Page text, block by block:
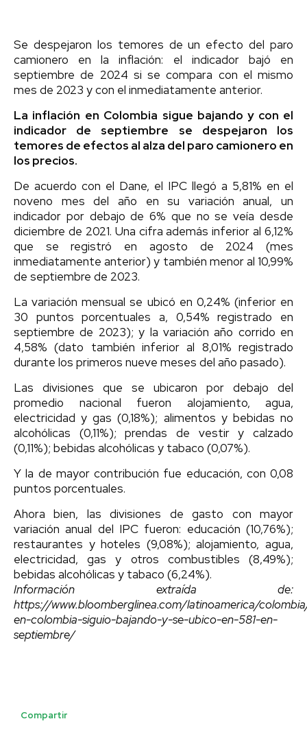
Se despejaron los temores de un efecto del paro
camionero en la inflación: el indicador bajó en
septiembre de 2024 si se compara con el mismo
mes de 2023 y con el inmediatamente anterior.
La inflación en Colombia sigue bajando y con el
indicador de septiembre se despejaron los
temores de efectos al alza del paro camionero en
los precios.
De acuerdo con el Dane, el IPC llegó a 5,81% en el
noveno mes del año en su variación anual, un
indicador por debajo de 6% que no se veía desde
diciembre de 2021. Una cifra además inferior al 6,12%
que se registró en agosto de 2024 (mes
inmediatamente anterior) y también menor al 10,99%
de septiembre de 2023.
La variación mensual se ubicó en 0,24% (inferior en
30 puntos porcentuales a, 0,54% registrado en
septiembre de 2023); y la variación año corrido en
4,58% (dato también inferior al 8,01% registrado
durante los primeros nueve meses del año pasado).
Las divisiones que se ubicaron por debajo del
promedio nacional fueron alojamiento, agua,
electricidad y gas (0,18%); alimentos y bebidas no
alcohólicas (0,11%); prendas de vestir y calzado
(0,11%); bebidas alcohólicas y tabaco (0,07%).
Y la de mayor contribución fue educación, con 0,08
puntos porcentuales.
Ahora bien, las divisiones de gasto con mayor
variación anual del IPC fueron: educación (10,76%);
restaurantes y hoteles (9,08%); alojamiento, agua,
electricidad, gas y otros combustibles (8,49%);
bebidas alcohólicas y tabaco (6,24%).
Información extraída de:
https://www.bloomberglinea.com/latinoamerica/
en-colombia-siguio-bajando-y-se-ubico-en-581-en-
septiembre/
Compartir